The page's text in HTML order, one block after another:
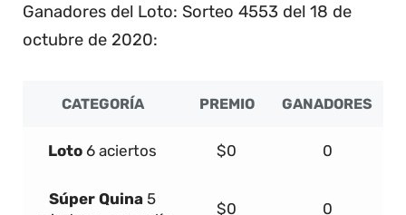
Ganadores del Loto: Sorteo 4553 del 18 de
octubre de 2020:
CATEGORÍA PREMIO GANADORES
Loto 6 aciertos $0 0
Súper Quina 5
$0 0